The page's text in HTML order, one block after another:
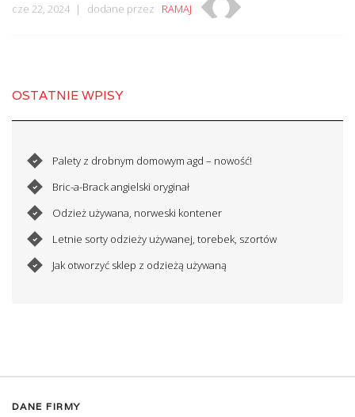
cze 22, 2024 dodane przez RAMAJ
OSTATNIE WPISY
Palety z drobnym domowym agd – nowość!
Bric-a-Brack angielski oryginał
Odzież używana, norweski kontener
Letnie sorty odzieży używanej, torebek, szortów
Jak otworzyć sklep z odzieżą używaną
DANE FIRMY